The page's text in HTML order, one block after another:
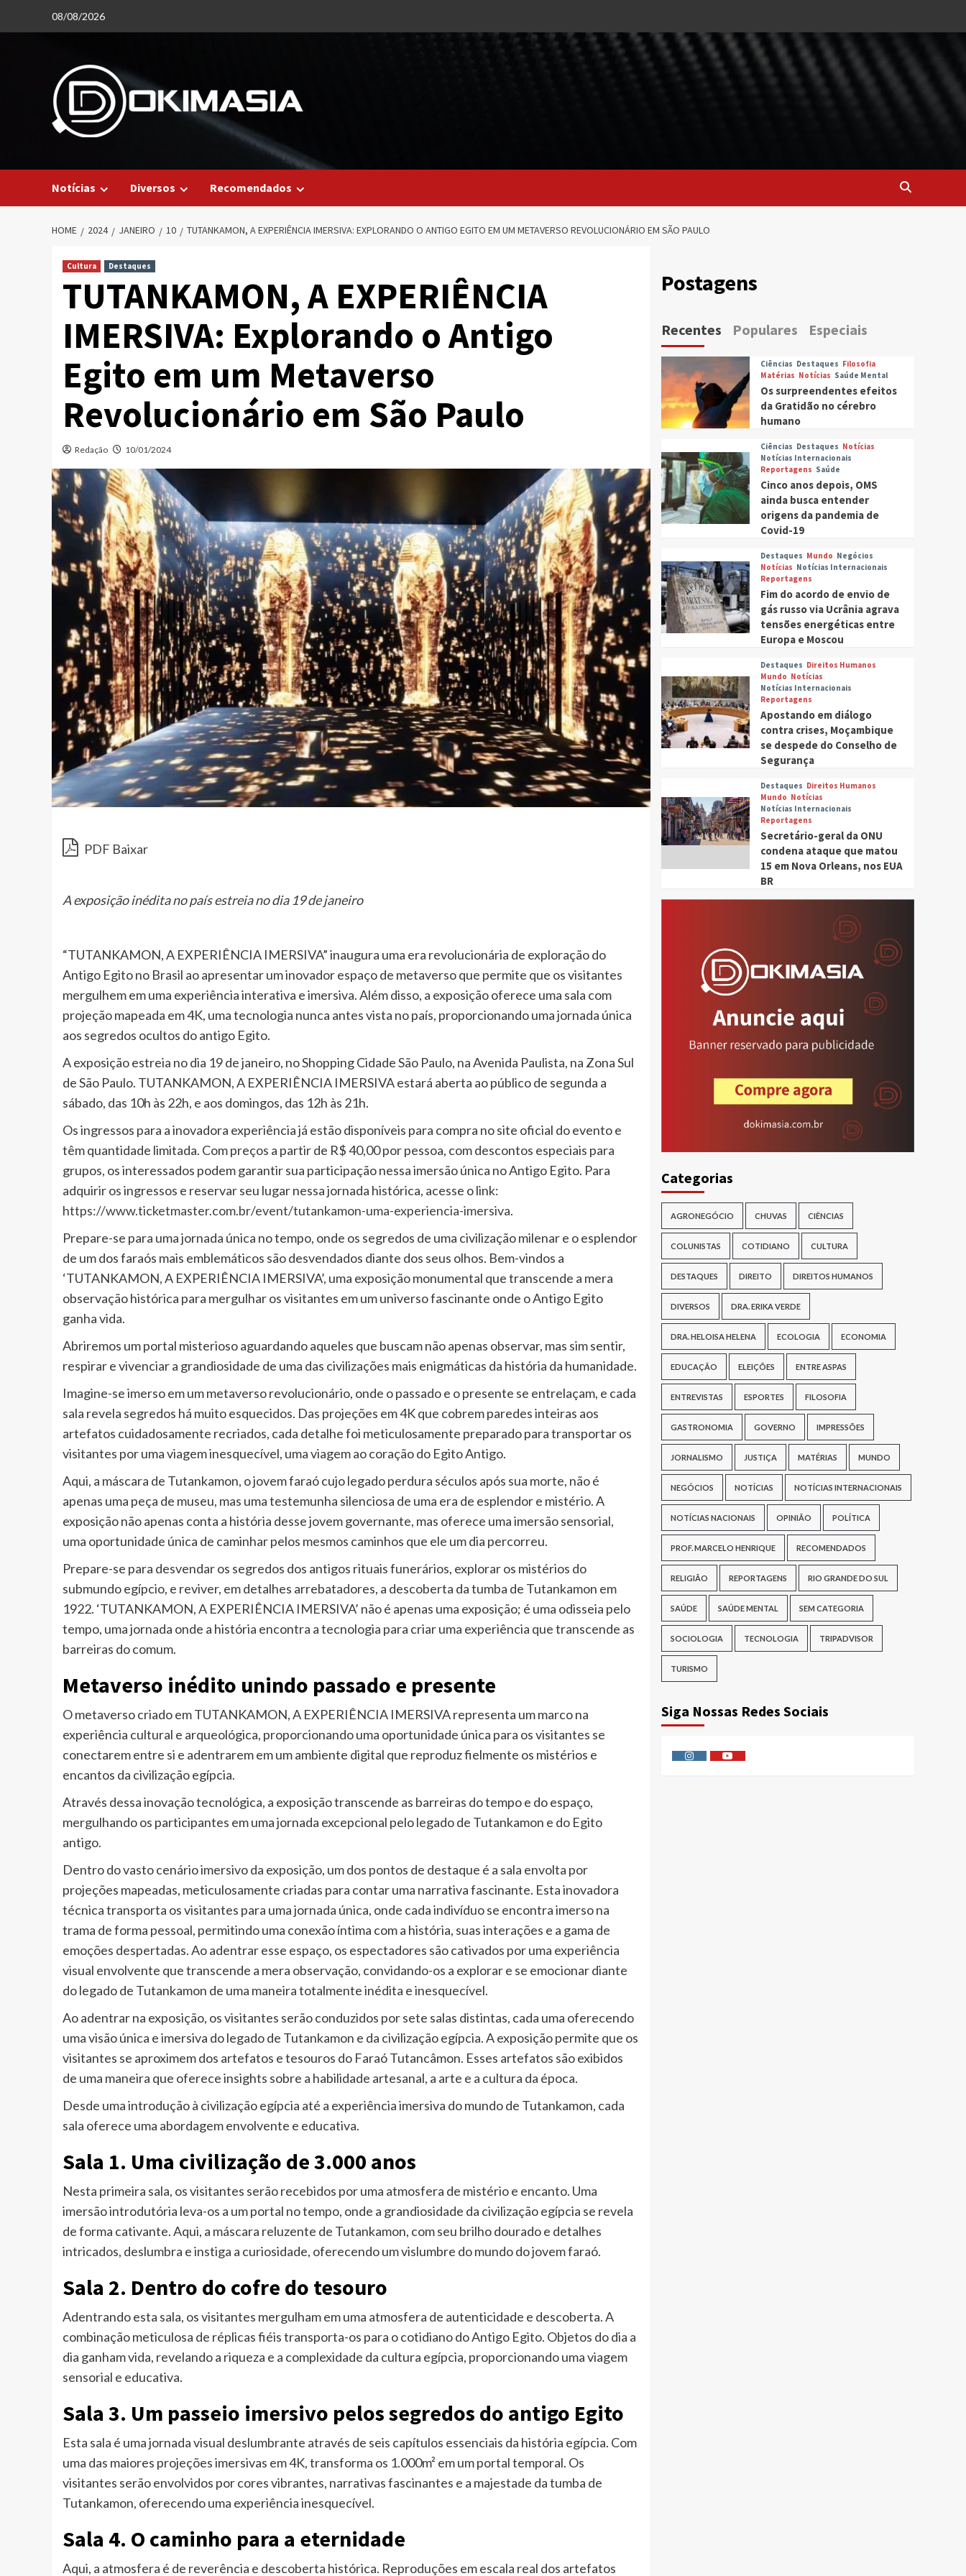
08/08/2026
Notícias Diversos Recomendados
HOME 2024 JANEIRO 10 TUTANKAMON, A EXPERIÊNCIA IMERSIVA: EXPLORANDO O ANTIGO EGITO EM UM METAVERSO REVOLUCIONÁRIO EM SÃO PAULO
Cultura Destaques
TUTANKAMON, A EXPERIÊNCIA
IMERSIVA: Explorando o Antigo
Egito em um Metaverso
Revolucionário em São Paulo
Redação 10/01/2024
PDF Baixar
A exposição inédita no país estreia no dia 19 de janeiro
“TUTANKAMON, A EXPERIÊNCIA IMERSIVA” inaugura uma era revolucionária de exploração do
Antigo Egito no Brasil ao apresentar um inovador espaço de metaverso que permite que os visitantes
mergulhem em uma experiência interativa e imersiva. Além disso, a exposição oferece uma sala com
projeção mapeada em 4K, uma tecnologia nunca antes vista no país, proporcionando uma jornada única
aos segredos ocultos do antigo Egito.
A exposição estreia no dia 19 de janeiro, no Shopping Cidade São Paulo, na Avenida Paulista, na Zona Sul
de São Paulo. TUTANKAMON, A EXPERIÊNCIA IMERSIVA estará aberta ao público de segunda a
sábado, das 10h às 22h, e aos domingos, das 12h às 21h.
Os ingressos para a inovadora experiência já estão disponíveis para compra no site oficial do evento e
têm quantidade limitada. Com preços a partir de R$ 40,00 por pessoa, com descontos especiais para
grupos, os interessados podem garantir sua participação nessa imersão única no Antigo Egito. Para
adquirir os ingressos e reservar seu lugar nessa jornada histórica, acesse o link:
https://www.ticketmaster.com.br/event/tutankamon-uma-experiencia-imersiva.
Prepare-se para uma jornada única no tempo, onde os segredos de uma civilização milenar e o esplendor
de um dos faraós mais emblemáticos são desvendados diante dos seus olhos. Bem-vindos a
‘TUTANKAMON, A EXPERIÊNCIA IMERSIVA’, uma exposição monumental que transcende a mera
observação histórica para mergulhar os visitantes em um universo fascinante onde o Antigo Egito
ganha vida.
Abriremos um portal misterioso aguardando aqueles que buscam não apenas observar, mas sim sentir,
respirar e vivenciar a grandiosidade de uma das civilizações mais enigmáticas da história da humanidade.
Imagine-se imerso em um metaverso revolucionário, onde o passado e o presente se entrelaçam, e cada
sala revela segredos há muito esquecidos. Das projeções em 4K que cobrem paredes inteiras aos
artefatos cuidadosamente recriados, cada detalhe foi meticulosamente preparado para transportar os
visitantes por uma viagem inesquecível, uma viagem ao coração do Egito Antigo.
Aqui, a máscara de Tutankamon, o jovem faraó cujo legado perdura séculos após sua morte, não é
apenas uma peça de museu, mas uma testemunha silenciosa de uma era de esplendor e mistério. A
exposição não apenas conta a história desse jovem governante, mas oferece uma imersão sensorial,
uma oportunidade única de caminhar pelos mesmos caminhos que ele um dia percorreu.
Prepare-se para desvendar os segredos dos antigos rituais funerários, explorar os mistérios do
submundo egípcio, e reviver, em detalhes arrebatadores, a descoberta da tumba de Tutankamon em
1922. ‘TUTANKAMON, A EXPERIÊNCIA IMERSIVA’ não é apenas uma exposição; é uma odisseia pelo
tempo, uma jornada onde a história encontra a tecnologia para criar uma experiência que transcende as
barreiras do comum.
Metaverso inédito unindo passado e presente
O metaverso criado em TUTANKAMON, A EXPERIÊNCIA IMERSIVA representa um marco na
experiência cultural e arqueológica, proporcionando uma oportunidade única para os visitantes se
conectarem entre si e adentrarem em um ambiente digital que reproduz fielmente os mistérios e
encantos da civilização egípcia.
Através dessa inovação tecnológica, a exposição transcende as barreiras do tempo e do espaço,
mergulhando os participantes em uma jornada excepcional pelo legado de Tutankamon e do Egito
antigo.
Dentro do vasto cenário imersivo da exposição, um dos pontos de destaque é a sala envolta por
projeções mapeadas, meticulosamente criadas para contar uma narrativa fascinante. Esta inovadora
técnica transporta os visitantes para uma jornada única, onde cada indivíduo se encontra imerso na
trama de forma pessoal, permitindo uma conexão íntima com a história, suas interações e a gama de
emoções despertadas. Ao adentrar esse espaço, os espectadores são cativados por uma experiência
visual envolvente que transcende a mera observação, convidando-os a explorar e se emocionar diante
do legado de Tutankamon de uma maneira totalmente inédita e inesquecível.
Ao adentrar na exposição, os visitantes serão conduzidos por sete salas distintas, cada uma oferecendo
uma visão única e imersiva do legado de Tutankamon e da civilização egípcia. A exposição permite que os
visitantes se aproximem dos artefatos e tesouros do Faraó Tutancâmon. Esses artefatos são exibidos
de uma maneira que oferece insights sobre a habilidade artesanal, a arte e a cultura da época.
Desde uma introdução à civilização egípcia até a experiência imersiva do mundo de Tutankamon, cada
sala oferece uma abordagem envolvente e educativa.
Sala 1. Uma civilização de 3.000 anos
Nesta primeira sala, os visitantes serão recebidos por uma atmosfera de mistério e encanto. Uma
imersão introdutória leva-os a um portal no tempo, onde a grandiosidade da civilização egípcia se revela
de forma cativante. Aqui, a máscara reluzente de Tutankamon, com seu brilho dourado e detalhes
intricados, deslumbra e instiga a curiosidade, oferecendo um vislumbre do mundo do jovem faraó.
Sala 2. Dentro do cofre do tesouro
Adentrando esta sala, os visitantes mergulham em uma atmosfera de autenticidade e descoberta. A
combinação meticulosa de réplicas fiéis transporta-os para o cotidiano do Antigo Egito. Objetos do dia a
dia ganham vida, revelando a riqueza e a complexidade da cultura egípcia, proporcionando uma viagem
sensorial e educativa.
Sala 3. Um passeio imersivo pelos segredos do antigo Egito
Esta sala é uma jornada visual deslumbrante através de seis capítulos essenciais da história egípcia. Com
uma das maiores projeções imersivas em 4K, transforma os 1.000m² em um portal temporal. Os
visitantes serão envolvidos por cores vibrantes, narrativas fascinantes e a majestade da tumba de
Tutankamon, oferecendo uma experiência inesquecível.
Sala 4. O caminho para a eternidade
Aqui, a atmosfera é de reverência e descoberta histórica. Reproduções em escala real dos artefatos
Postagens
Recentes Populares Especiais
Ciências Destaques Filosofia
Matérias Notícias Saúde Mental
Os surpreendentes efeitos
da Gratidão no cérebro
humano
Ciências Destaques Notícias
Notícias Internacionais
Reportagens Saúde
Cinco anos depois, OMS
ainda busca entender
origens da pandemia de
Covid-19
Destaques Mundo Negócios
Notícias Notícias Internacionais
Reportagens
Fim do acordo de envio de
gás russo via Ucrânia agrava
tensões energéticas entre
Europa e Moscou
Destaques Direitos Humanos
Mundo Notícias
Notícias Internacionais
Reportagens
Apostando em diálogo
contra crises, Moçambique
se despede do Conselho de
Segurança
Destaques Direitos Humanos
Mundo Notícias
Notícias Internacionais
Reportagens
Secretário-geral da ONU
condena ataque que matou
15 em Nova Orleans, nos EUA
BR
Categorias
AGRONEGÓCIO CHUVAS CIÊNCIAS
COLUNISTAS COTIDIANO CULTURA
DESTAQUES DIREITO DIREITOS HUMANOS
DIVERSOS DRA. ERIKA VERDE
DRA. HELOISA HELENA ECOLOGIA ECONOMIA
EDUCAÇÃO ELEIÇÕES ENTRE ASPAS
ENTREVISTAS ESPORTES FILOSOFIA
GASTRONOMIA GOVERNO IMPRESSÕES
JORNALISMO JUSTIÇA MATÉRIAS MUNDO
NEGÓCIOS NOTÍCIAS NOTÍCIAS INTERNACIONAIS
NOTÍCIAS NACIONAIS OPINIÃO POLÍTICA
PROF. MARCELO HENRIQUE RECOMENDADOS
RELIGIÃO REPORTAGENS RIO GRANDE DO SUL
SAÚDE SAÚDE MENTAL SEM CATEGORIA
SOCIOLOGIA TECNOLOGIA TRIPADVISOR
TURISMO
Siga Nossas Redes Sociais
InstagramYoutube